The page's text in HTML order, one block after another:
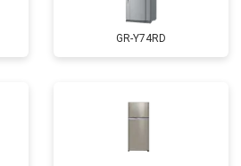
GR-Y74RD